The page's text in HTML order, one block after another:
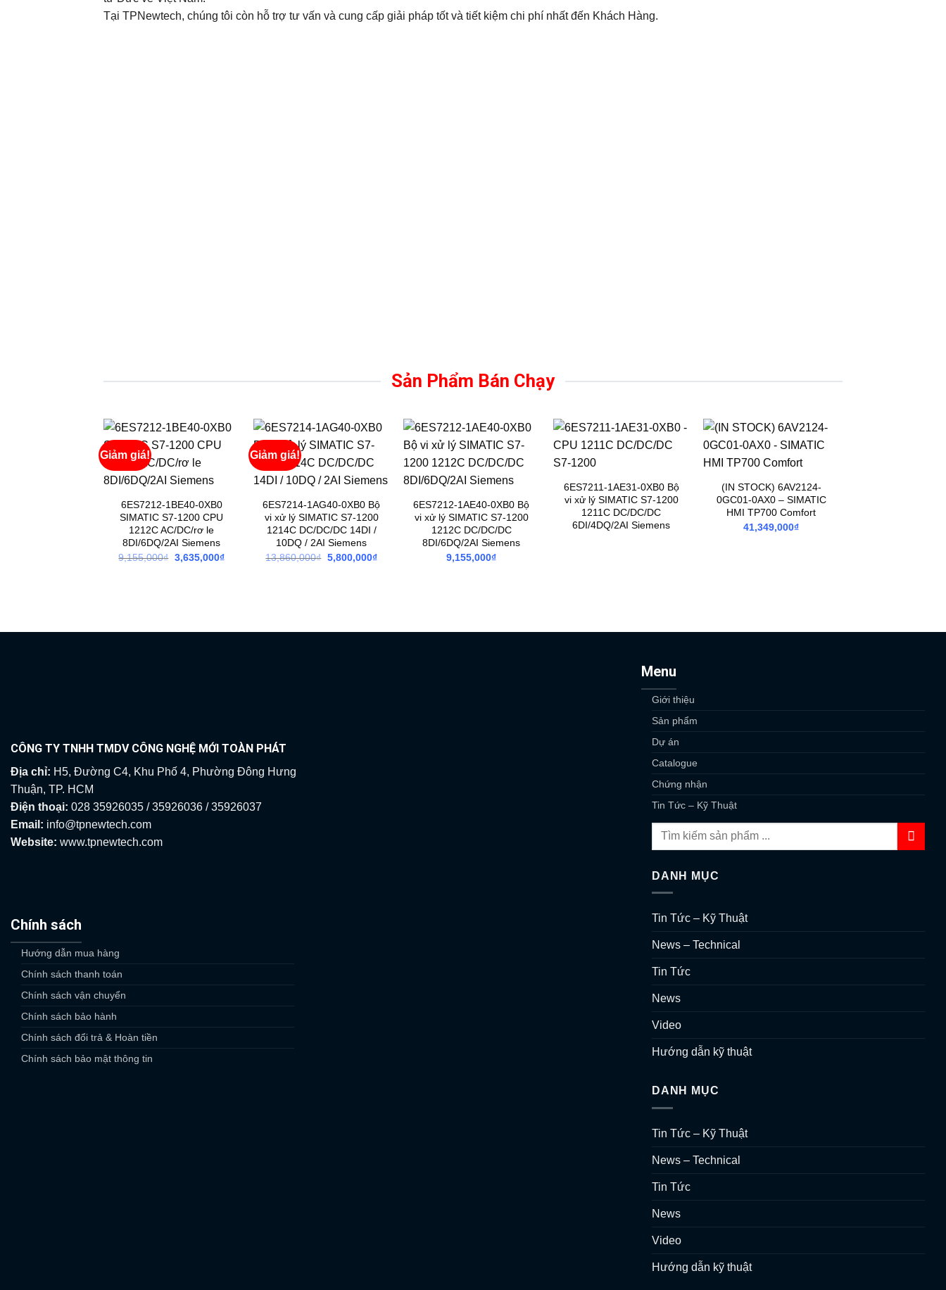
Tại TPNewtech, chúng tôi còn hỗ trợ tư vấn và cung cấp giải pháp tốt và tiết kiệm chi phí nhất đến Khách Hàng.
Sản Phẩm Bán Chạy
Giảm giá!
6ES7212-1BE40-0XB0
SIMATIC S7-1200 CPU
1212C AC/DC/rơ le
8DI/6DQ/2AI Siemens
9,155,000₫ Giá
3,635,000₫Giá
Giảm giá!
6ES7214-1AG40-0XB0 Bộ
vi xử lý SIMATIC S7-1200
1214C DC/DC/DC 14DI /
10DQ / 2AI Siemens
13,860,000₫ Giá
5,800,000₫Giá
6ES7212-1AE40-0XB0 Bộ
vi xử lý SIMATIC S7-1200
1212C DC/DC/DC
8DI/6DQ/2AI Siemens
9,155,000₫
6ES7211-1AE31-0XB0 Bộ
vi xử lý SIMATIC S7-1200
1211C DC/DC/DC
6DI/4DQ/2AI Siemens
(IN STOCK) 6AV2124-
0GC01-0AX0 – SIMATIC
HMI TP700 Comfort
41,349,000₫
CÔNG TY TNHH TMDV CÔNG NGHỆ MỚI TOÀN PHÁT
Địa chỉ: H5, Đường C4, Khu Phố 4, Phường Đông Hưng
Thuận, TP. HCM
Điện thoại: 028 35926035 / 35926036 / 35926037
Email: info@tpnewtech.com
Website: www.tpnewtech.com
Chính sách
Hướng dẫn mua hàng
Chính sách thanh toán
Chính sách vận chuyển
Chính sách bảo hành
Chính sách đổi trả & Hoàn tiền
Chính sách bảo mật thông tin
Menu
Giới thiệu
Sản phẩm
Dự án
Catalogue
Chứng nhận
Tin Tức – Kỹ Thuật
DANH MỤC
Tin Tức – Kỹ Thuật
News – Technical
Tin Tức
News
Video
Hướng dẫn kỹ thuật
DANH MỤC
Tin Tức – Kỹ Thuật
News – Technical
Tin Tức
News
Video
Hướng dẫn kỹ thuật